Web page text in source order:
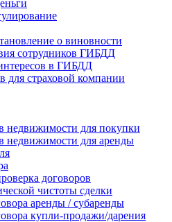
о виновности
сотрудников ГИБДД
в ГИБДД
для страховой компании
недвижимости для покупки
недвижимости для аренды
договоров
чистоты сделки
аренды / субаренды
купли-продажи/дарения